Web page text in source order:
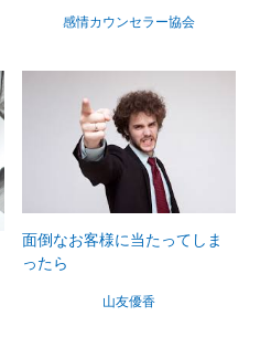
感情カウンセラー協会
面倒なお客様に当たってしま
ったら
山友優香